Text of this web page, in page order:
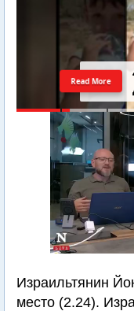
Read More
Израильтянин
место (2.24).